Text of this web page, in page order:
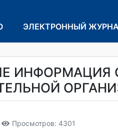
ЭЛЕКТРОННЫЙ
ИНФОРМАЦИЯ
Просмотров: 4301